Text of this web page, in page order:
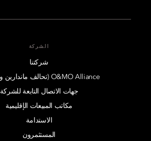
الشركة
شركتنا
O&MO Alliance (تحالف ماندارين وأوبروي)
جهات الاتصال التابعة للشركة
مكاتب المبيعات الإقليمية
الاستدامة
المستثمرون